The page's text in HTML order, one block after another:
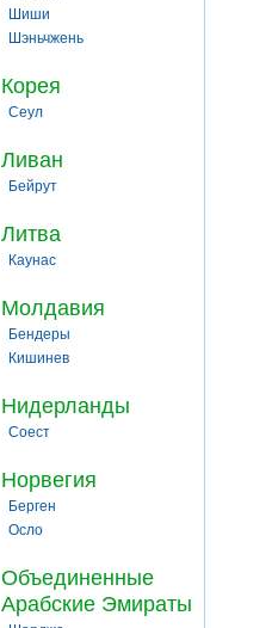
Шиши
Шэньчжень
Корея
Сеул
Ливан
Бейрут
Литва
Каунас
Молдавия
Бендеры
Кишинев
Нидерланды
Соест
Норвегия
Берген
Осло
Объединенные
Арабские Эмираты